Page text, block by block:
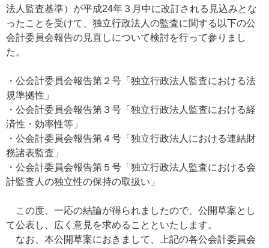
法人監査基準）が平成24年３月中に改訂される見込みとな
ったことを受けて、独立行政法人の監査に関する以下の公
会計委員会報告の見直しについて検討を行って参りまし
た。
・公会計委員会報告第２号「独立行政法人監査における法
規準拠性」
・公会計委員会報告第３号「独立行政法人監査における経
済性・効率性等」
・公会計委員会報告第４号「独立行政法人における連結財
務諸表監査」
・公会計委員会報告第５号「独立行政法人監査における会
計監査人の独立性の保持の取扱い」
この度、一応の結論が得られましたので、公開草案とし
て公表し、広く意見を求めることといたします。
なお、本公開草案におきまして、上記の各公会計委員会